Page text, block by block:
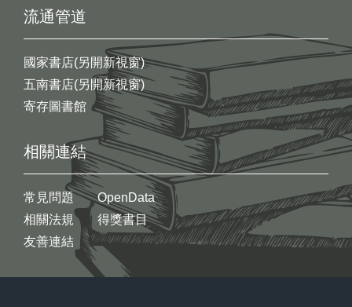
流通管道
國家書店(另開新視窗)
五南書店(另開新視窗)
寄存圖書館
相關連結
常見問題
相關法規
友善連結
OpenData
得獎書目